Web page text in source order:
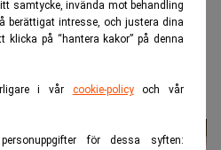
samtycke, invända mot behandling
berättigat intresse, och justera dina
på “hantera kakor” på denna
i vår cookie-policyoch vår
för dessa syften: